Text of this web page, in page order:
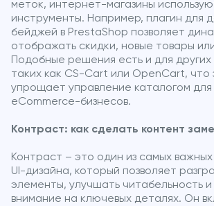
меток, интернет-магазины
инструменты. Например, плагин для
бейджей в PrestaShop позволяет
отображать скидки, новые товары
Подобные решения есть и для
таких как CS-Cart или OpenCart, что
упрощает управление каталогом для
eCommerce-бизнесов.
Контраст: как сделать контент
Контраст – это один из самых
UI-дизайна, который позволяет
элементы, улучшать читабельность
внимание на ключевых деталях. Он